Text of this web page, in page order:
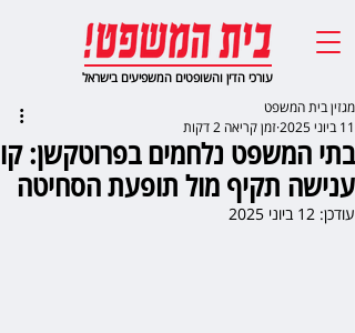
עורכי הדין והשופטים המשפיעים בישראל
בתי המשפט נלחמים בפרוטקשן: קו
ענישה תקיף מול תופעת הסחיטה
מגזין בית המשפט
11 ביוני 2025
זמן קריאה 2 דקות
עודכן: 12 ביוני 2025